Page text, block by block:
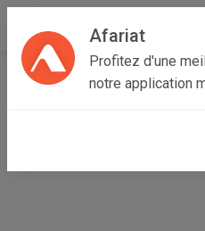
Afariat
Profitez d'une
notre application
Accueil Emploi, affaires et